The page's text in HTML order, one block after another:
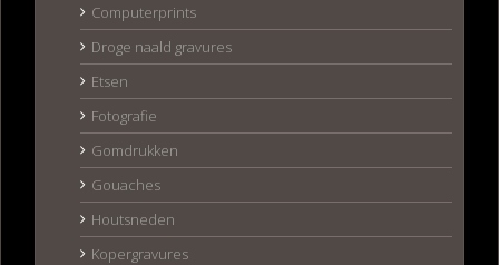
Computerprints
Droge naald gravures
Etsen
Fotografie
Gomdrukken
Gouaches
Houtsneden
Kopergravures